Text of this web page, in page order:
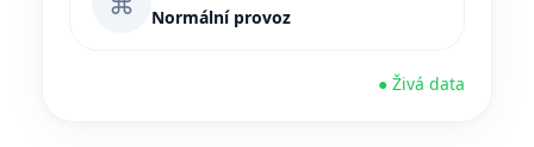
Normální provoz
● Živá data